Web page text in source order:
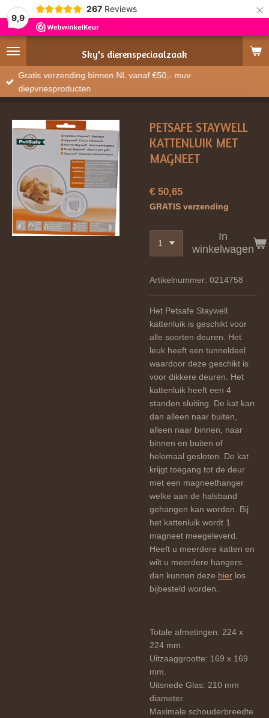
9,9
267 Reviews ×
Sky's dierenspeciaalzaak
Gratis verzending binnen NL vanaf €50,- muv
diepvriesproducten
PETSAFE STAYWELL
KATTENLUIK MET
MAGNEET
€ 50,65
GRATIS verzending
In
winkelwagen
Artikelnummer: 0214758
Het Petsafe Staywell
kattenluik is geschikt voor
alle soorten deuren. Het
leuk heeft een tunneldeel
waardoor deze geschikt is
voor dikkere deuren. Het
kattenluik heeft een 4
standen sluiting. De kat kan
dan alleen naar buiten,
alleen naar binnen, naar
binnen en buiten of
helemaal gesloten. De kat
krijgt toegang tot de deur
met een magneethanger
welke aan de halsband
gehangen kan worden. Bij
het kattenluik wordt 1
magneet meegeleverd.
Heeft u meerdere katten en
wilt u meerdere hangers
dan kunnen deze hier los
bijbesteld worden.
Totale afmetingen: 224 x
224 mm.
Uitzaaggrootte: 169 x 169
mm.
Uitsnede Glas: 210 mm
diameter.
Maximale schouderbreedte